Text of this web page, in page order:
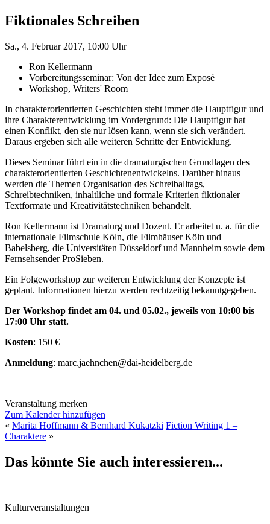
Fiktionales Schreiben
Sa., 4. Februar 2017, 10:00 Uhr
Ron Kellermann
Vorbereitungsseminar: Von der Idee zum Exposé
Workshop, Writers' Room
In charakterorientierten Geschichten steht immer die Hauptfigur und
ihre Charakterentwicklung im Vordergrund: Die Hauptfigur hat
einen Konflikt, den sie nur lösen kann, wenn sie sich verändert.
Daraus ergeben sich alle weiteren Schritte der Entwicklung.
Dieses Seminar führt ein in die dramaturgischen Grundlagen des
charakterorientierten Geschichtenentwickelns. Darüber hinaus
werden die Themen Organisation des Schreiballtags,
Schreibtechniken, inhaltliche und formale Kriterien fiktionaler
Textformate und Kreativitätstechniken behandelt.
Ron Kellermann ist Dramaturg und Dozent. Er arbeitet u. a. für die
internationale Filmschule Köln, die Filmhäuser Köln und
Babelsberg, die Universitäten Düsseldorf und Mannheim sowie dem
Fernsehsender ProSieben.
Ein Folgeworkshop zur weiteren Entwicklung der Konzepte ist
geplant. Informationen hierzu werden rechtzeitig bekanntgegeben.
Der Workshop findet am 04. und 05.02., jeweils von 10:00 bis
17:00 Uhr statt.
Kosten: 150 €
Anmeldung: marc.jaehnchen@dai-heidelberg.de
Veranstaltung merken
Zum Kalender hinzufügen
« Marita Hoffmann & Bernhard Kukatzki Fiction Writing 1 –
Charaktere »
Das könnte Sie auch interessieren...
Kulturveranstaltungen